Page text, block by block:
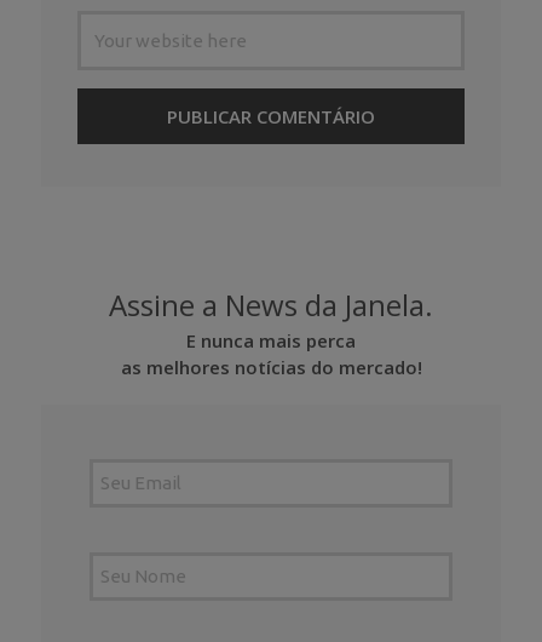
Assine a News da Janela.
E nunca mais perca
as melhores notícias do mercado!